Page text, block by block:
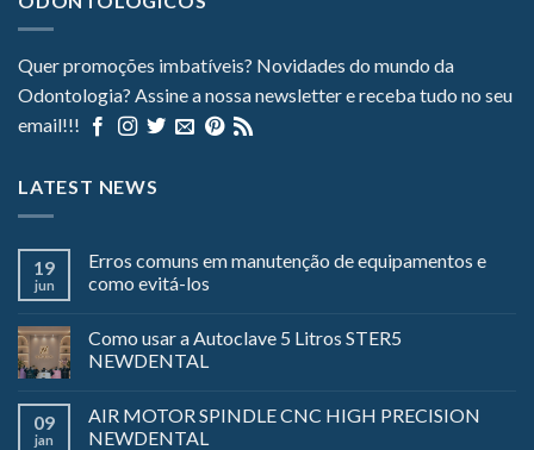
Quer promoções imbatíveis? Novidades do mundo da
Odontologia? Assine a nossa newsletter e receba tudo no seu
email!!!
LATEST NEWS
19
jun
Erros comuns em manutenção de equipamentos e
como evitá-los
Como usar a Autoclave 5 Litros STER5
NEWDENTAL
09
jan
AIR MOTOR SPINDLE CNC HIGH PRECISION
NEWDENTAL